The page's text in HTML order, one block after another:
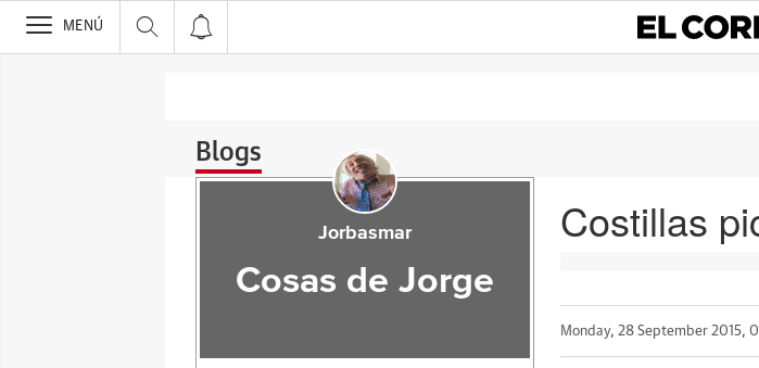
>
MENÚ
Blogs
Costillas
Monday, 28 September 2015,
Jorbasmar
Cosas de Jorge